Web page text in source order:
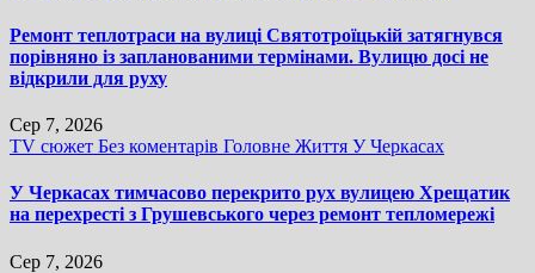
Ремонт теплотраси на вулиці Святотроїцькій затягнувся
порівняно із запланованими термінами. Вулицю досі не
відкрили для руху
Сер 7, 2026
TV сюжет Без коментарів Головне Життя У Черкасах
У Черкасах тимчасово перекрито рух вулицею Хрещатик
на перехресті з Грушевського через ремонт тепломережі
Сер 7, 2026